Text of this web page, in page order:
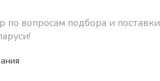
вопросам подбора и поставки